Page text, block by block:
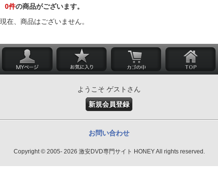
0件の商品がございます。
現在、商品はございません。
ようこそ ゲストさん
新規会員登録
お問い合わせ
Copyright © 2005- 2026 激安DVD専門サイト HONEY All rights reserved.